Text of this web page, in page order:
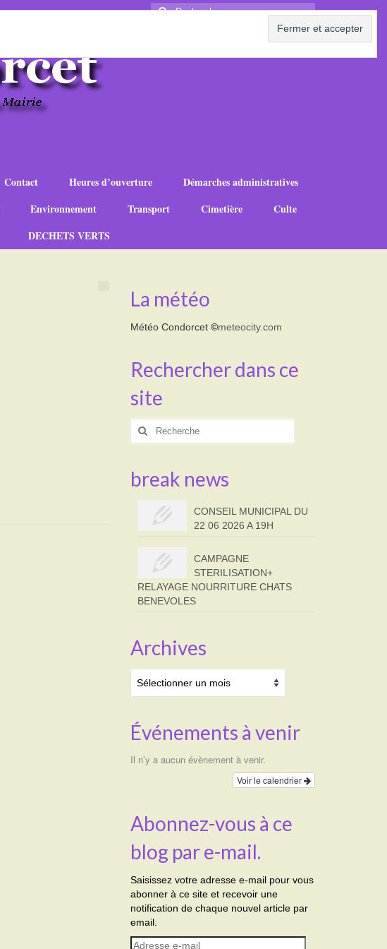
Rechercher
Contact Heures d’ouverture
Démarches administratives
Environnement Transport Cimetière
Culte
DECHETS VERTS
La météo
Météo Condorcet©meteocity.com
Rechercher dans ce
site
Rechercher
break news
CONSEIL MUNICIPAL DU
22 06 2026 A 19H
CAMPAGNE
STERILISATION+
RELAYAGE NOURRITURE CHATS
BENEVOLES
Archives
Événements à venir
Il n’y a aucun évènement à venir.
Voir le calendrier
Abonnez-vous à ce
blog par e-mail.
Saisissez votre adresse e-mail pour vous
abonner à ce site et recevoir une
notification de chaque nouvel article par
email.
Adresse